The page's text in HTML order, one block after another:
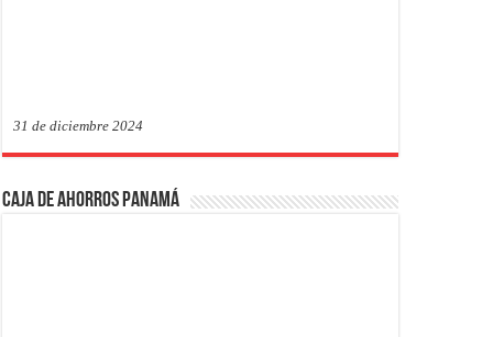
31 de diciembre 2024
Caja de Ahorros Panamá